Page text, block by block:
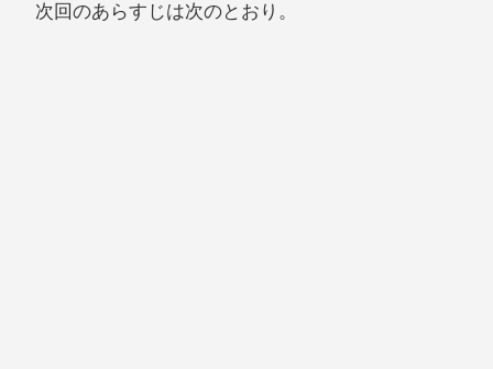
次回のあらすじは次のとおり。